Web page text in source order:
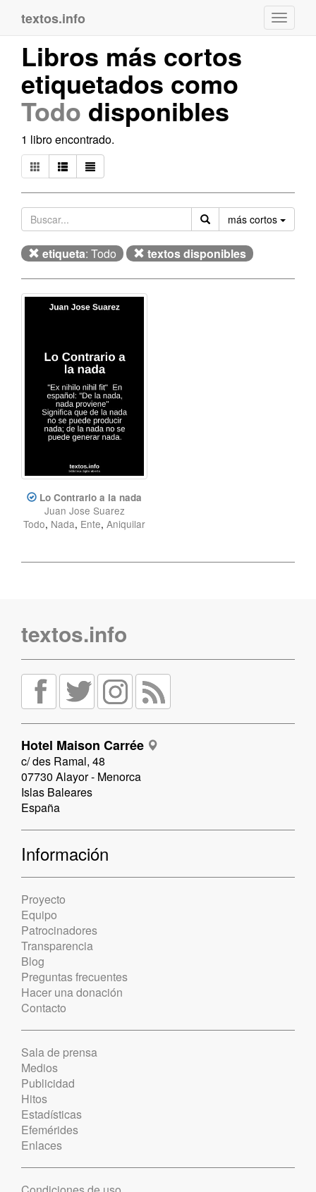
textos.info
Libros más cortos
etiquetados como
Todo disponibles
1 libro encontrado.
más cortos
etiqueta: Todo textos disponibles
Lo Contrario a la nada
Juan Jose Suarez
Todo, Nada, Ente, Aniquilar
textos.info
Hotel Maison Carrée
c/ des Ramal, 48
07730 Alayor - Menorca
Islas Baleares
España
Información
Proyecto
Equipo
Patrocinadores
Transparencia
Blog
Preguntas frecuentes
Hacer una donación
Contacto
Sala de prensa
Medios
Publicidad
Hitos
Estadísticas
Efemérides
Enlaces